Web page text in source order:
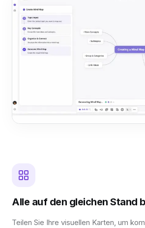
Alle auf den gleichen Stand
Teilen Sie Ihre visuellen Karten, um